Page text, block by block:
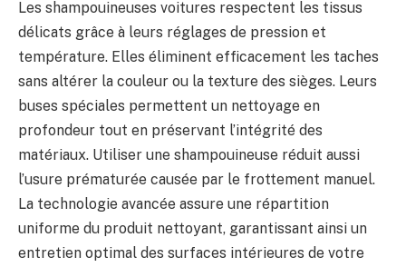
Les shampouineuses voitures respectent les tissus
délicats grâce à leurs réglages de pression et
température. Elles éliminent efficacement les taches
sans altérer la couleur ou la texture des sièges. Leurs
buses spéciales permettent un nettoyage en
profondeur tout en préservant l’intégrité des
matériaux. Utiliser une shampouineuse réduit aussi
l’usure prématurée causée par le frottement manuel.
La technologie avancée assure une répartition
uniforme du produit nettoyant, garantissant ainsi un
entretien optimal des surfaces intérieures de votre